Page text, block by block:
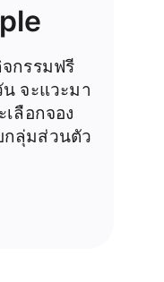
กรรมฟรี
จะแวะมา
ลือกจอง
กลุ่มส่วนตัว